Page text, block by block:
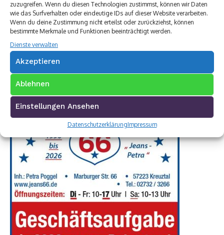
zuzugreifen. Wenn du diesen Technologien zustimmst, können wir Daten
wie das Surfverhalten oder eindeutige IDs auf dieser Website verarbeiten.
Wenn du deine Zustimmung nicht erteilst oder zurückziehst, können
bestimmte Merkmale und Funktionen beeinträchtigt werden.
Dienste verwalten
Akzeptieren
Ablehnen
Einstellungen Ansehen
DatenschutzerklärungImpressum